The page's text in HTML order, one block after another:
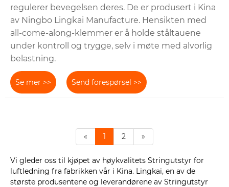
regulerer bevegelsen deres. De er produsert i Kina
av Ningbo Lingkai Manufacture. Hensikten med
all-come-along-klemmer er å holde ståltauene
under kontroll og trygge, selv i møte med alvorlig
belastning.
Se mer >> Send forespørsel >>
« 1 2 »
Vi gleder oss til kjøpet av høykvalitets Stringutstyr for
luftledning fra fabrikken vår i Kina. Lingkai, en av de
største produsentene og leverandørene av Stringutstyr